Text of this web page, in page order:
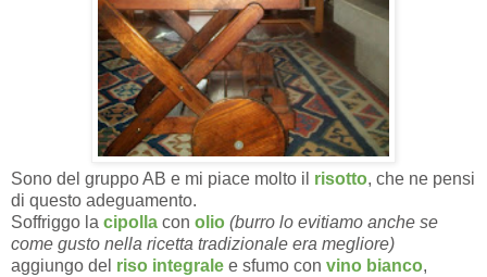
Sono del gruppo AB e mi piace molto il risotto, che ne pensi
di questo adeguamento.
Soffriggo la cipolla con olio (burro lo evitiamo anche se
come gusto nella ricetta tradizionale era megliore)
aggiungo del riso integrale e sfumo con vino bianco,